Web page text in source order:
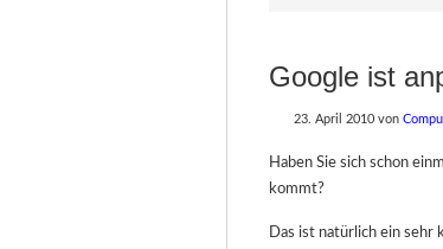
Google ist
23. April 2010 von
Haben Sie sich schon
kommt?
Das ist natürlich ein sehr